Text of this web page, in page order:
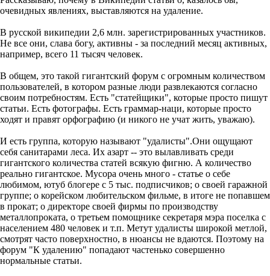
очевидных явлениях, выставляются на удаление.
В русской википедии 2,6 млн. зарегистрированных участников.
Не все они, слава богу, активны - за последний месяц активных,
например, всего 11 тысяч человек.
В общем, это такой гигантский форум с огромным количеством
пользователей, в котором разные люди развлекаются согласно
своим потребностям. Есть "статейщики", которые просто пишут
статьи. Есть фотографы. Есть граммар-наци, которые просто
ходят и правят орфографию (и никого не учат жить, уважаю).
И есть группа, которую называют "удалисты".Они ощущают
себя санитарами леса. Их азарт -- это вылавливать среди
гигантского количества статей всякую фигню. А количество
реально гигантское. Мусора очень много - статье о себе
любимом, ютуб блогере с 5 тыс. подписчиков; о своей гаражной
группе; о корейском любительском фильме, в итоге не попавшем
в прокат; о директоре своей фирмы по производству
металлопроката, о третьем помощнике секретаря мэра поселка с
населением 480 человек и т.п. Метут удалисты широкой метлой,
смотрят часто поверхностно, в нюансы не вдаются. Поэтому на
форум "К удалению" попадают частенько совершенно
нормальные статьи.